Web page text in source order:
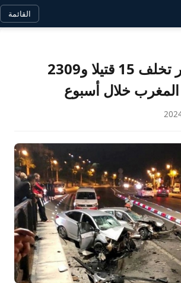
القائمة
حوادث السير تخلف 15 قتيلا و2309
خلال أسبوع